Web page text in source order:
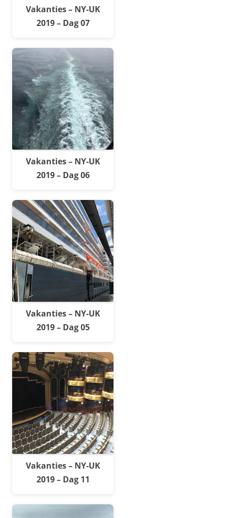
Vakanties – NY-UK
2019 – Dag 07
Vakanties – NY-UK
2019 – Dag 06
Vakanties – NY-UK
2019 – Dag 05
Vakanties – NY-UK
2019 – Dag 11